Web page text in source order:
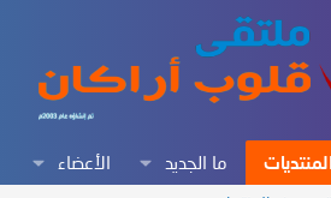
ما الجديد الأعضاء